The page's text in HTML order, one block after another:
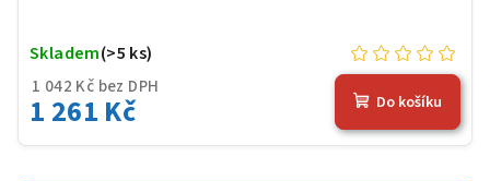
1 042 Kč bez DPH
1 261 Kč
Skladem(>5 ks)
Do košíku